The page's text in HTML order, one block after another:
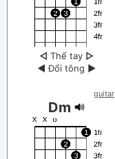
◁ Thế tay ▷
◀ Đổi tông ▶
guitar
Dm